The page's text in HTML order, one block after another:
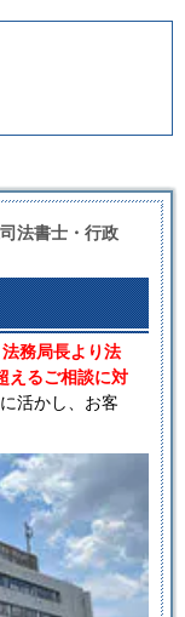
法書士・行政
務局長より法
えるご相談に対
活かし、お客